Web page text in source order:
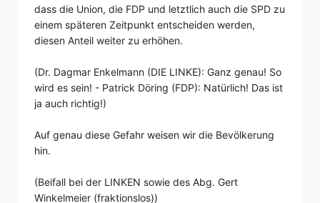
dass die Union, die FDP und letztlich auch die SPD zu
einem späteren Zeitpunkt entscheiden werden,
diesen Anteil weiter zu erhöhen.
(Dr. Dagmar Enkelmann (DIE LINKE): Ganz genau! So
wird es sein! - Patrick Döring (FDP): Natürlich! Das ist
ja auch richtig!)
Auf genau diese Gefahr weisen wir die Bevölkerung
hin.
(Beifall bei der LINKEN sowie des Abg. Gert
Winkelmeier (fraktionslos))